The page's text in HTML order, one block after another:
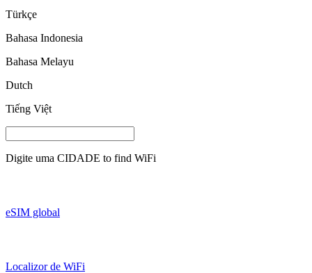
Türkçe
Bahasa Indonesia
Bahasa Melayu
Dutch
Tiếng Việt
Digite uma CIDADE to find WiFi
eSIM global
Localizor de WiFi